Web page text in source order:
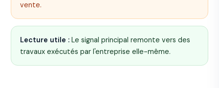
vente.
Lecture utile : Le signal principal remonte vers des
travaux exécutés par l'entreprise elle-même.